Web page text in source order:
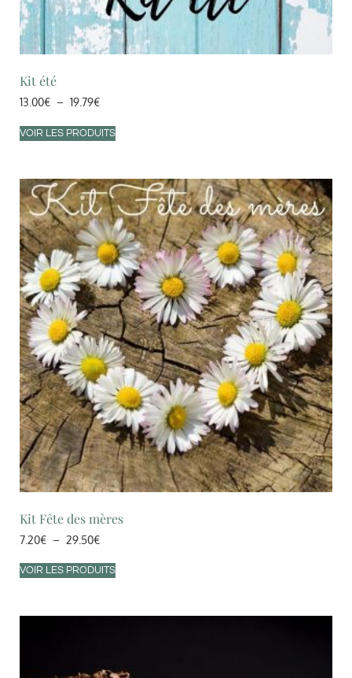
Kit été
13.00€ – 19.79€
VOIR LES PRODUITS
Kit Fête des mères
7.20€ – 29.50€
VOIR LES PRODUITS